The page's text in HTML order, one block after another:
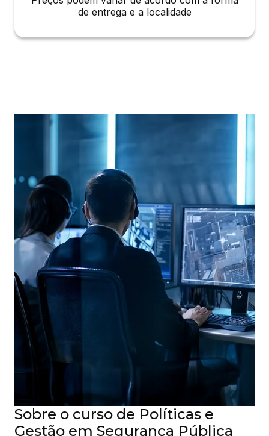
de entrega e a localidade
Sobre o curso de Políticas e
Gestão em Segurança Pública